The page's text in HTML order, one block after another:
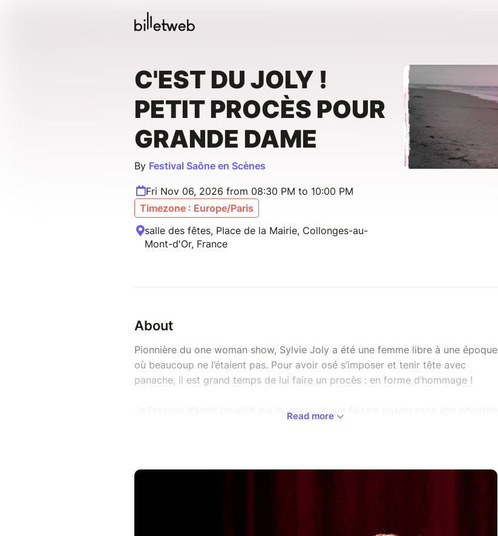
C'EST DU JOLY !
PETIT PROCÈS POUR
GRANDE DAME
By Festival Saône en Scènes
Fri Nov 06, 2026 from 08:30 PM to 10:00 PM
Timezone : Europe/Paris
salle des fêtes, Place de la Mairie, Collonges-au-
Mont-d'Or, France
About
Pionnière du one woman show, Sylvie Joly a été une femme libre à une époque
où beaucoup ne l’étaient pas. Pour avoir osé s’imposer et tenir tête avec
panache, il est grand temps de lui faire un procès : en forme d’hommage !
Je l’accuse d’avoir bousillé ma jeunesse en me faisant passer pour une ringarde
À la barre se succéderont d’illustres personnages des spectacles de Sylvie
Read more